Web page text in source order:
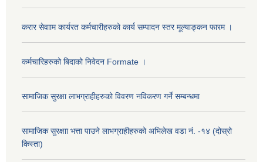
करार सेवााम कार्यरत कर्मचारीहरुको कार्य सम्पादन स्तर मूल्याङ्कन फारम ।
कर्मचारिहरुको बिदाको निवेदन Formate ।
सामाजिक सुरक्षा लाभग्राहीहरुको विवरण नविकरण गर्ने सम्बन्धमा
सामाजिक सुरक्षाा भत्ता पाउने लाभग्राहीहरुको अभिलेख वडा नं. -१४ (दोस्रो
किस्ता)